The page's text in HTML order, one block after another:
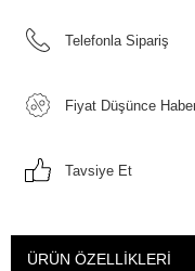
Telefonla Sipariş
Fiyat Düşünce
Tavsiye Et
ÜRÜN ÖZELLIKLERI